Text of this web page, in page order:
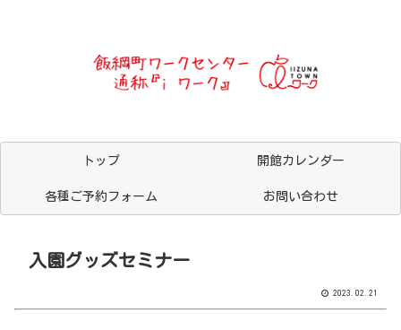
トップ 開館カレンダー
各種ご予約フォーム お問い合わせ
入園グッズセミナー
2023.02.21